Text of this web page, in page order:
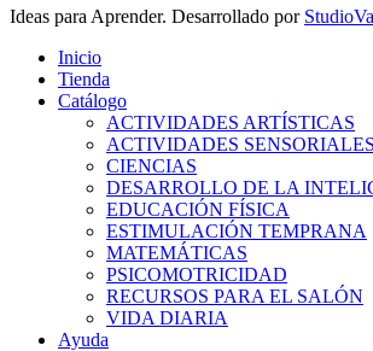
Ideas para Aprender. Desarrollado por
Inicio
Tienda
Catálogo
ACTIVIDADES ARTÍSTICAS
ACTIVIDADES SENSORIALES
CIENCIAS
DESARROLLO DE LA
EDUCACIÓN FÍSICA
ESTIMULACIÓN TEMPRANA
MATEMÁTICAS
PSICOMOTRICIDAD
RECURSOS PARA EL SALÓN
VIDA DIARIA
Ayuda